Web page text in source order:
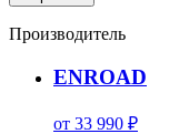
Производитель
ENROAD
от 33 990 ₽